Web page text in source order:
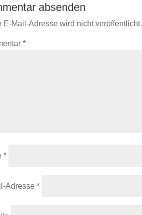
absenden
E-Mail-Adresse wird nicht veröffentlicht.
*
*
Adresse*